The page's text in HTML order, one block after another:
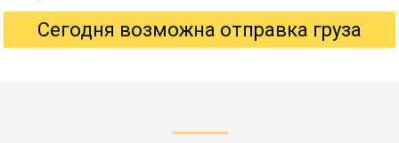
Сегодня возможна отправка груза